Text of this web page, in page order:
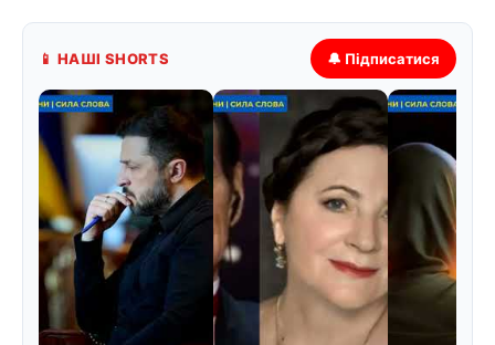
📱 НАШІ SHORTS 🔔 Підписатися